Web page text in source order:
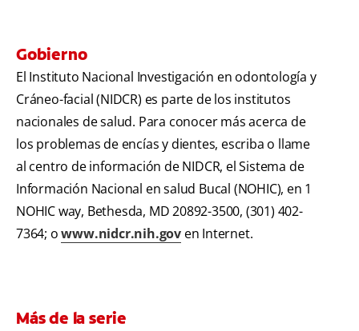
Gobierno
El Instituto Nacional Investigación en odontología y
Cráneo-facial (NIDCR) es parte de los institutos
nacionales de salud. Para conocer más acerca de
los problemas de encías y dientes, escriba o llame
al centro de información de NIDCR, el Sistema de
Información Nacional en salud Bucal (NOHIC), en 1
NOHIC way, Bethesda, MD 20892-3500, (301) 402-
7364; owww.nidcr.nih.gov en Internet.
Más de la serie